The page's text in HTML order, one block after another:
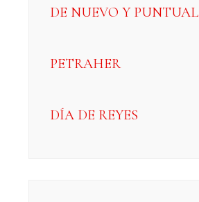
DE NUEVO Y PUNTUAL
PETRAHER
DÍA DE REYES